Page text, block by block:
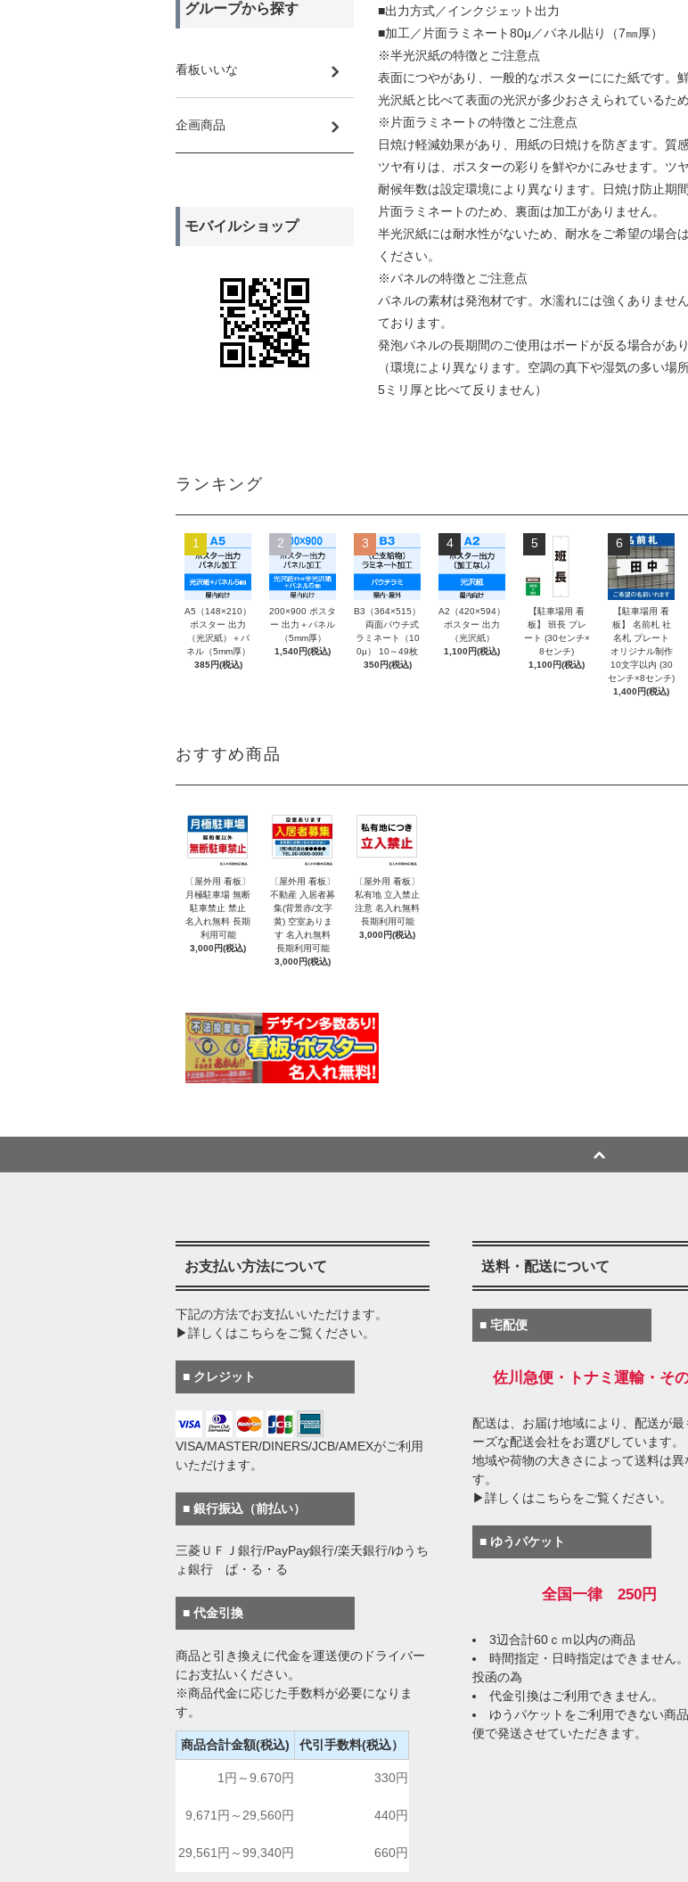
■出力方式／インクジェット出力
■加工／片面ラミネート80μ／パネル貼り（7㎜厚）
※半光沢紙の特徴とご注意点
表面につやがあり、一般的なポスターににた紙です。
光沢紙と比べて表面の光沢が多少おさえられているた
※片面ラミネートの特徴とご注意点
日焼け軽減効果があり、用紙の日焼けを防ぎます。質
ツヤ有りは、ポスターの彩りを鮮やかにみせます。ツ
耐候年数は設定環境により異なります。日焼け防止期
片面ラミネートのため、裏面は加工がありません。
半光沢紙には耐水性がないため、耐水をご希望の場合
ください。
※パネルの特徴とご注意点
パネルの素材は発泡材です。水濡れには強くありませ
ております。
発泡パネルの長期間のご使用はボードが反る場合があり
（環境により異なります。空調の真下や湿気の多い
5ミリ厚と比べて反りません）
グループから探す
看板いいな
企画商品
モバイルショップ
ランキング
1
A5（148×210）
ポスター 出力
（光沢紙）＋パ
ネル（5mm厚）
385円(税込)
2
200×900 ポスタ
ー 出力＋パネル
（5mm厚）
1,540円(税込)
3
B3（364×515）
両面パウチ式
ラミネート（10
0μ） 10～49枚
350円(税込)
4
A2（420×594）
ポスター 出力
（光沢紙）
1,100円(税込)
5
【駐車場用 看
板】 班長 プレ
ート (30センチ×
8センチ)
1,100円(税込)
6
【駐車場用 看
板】 名前札 社
名札 プレート
オリジナル制作
10文字以内 (30
センチ×8センチ)
1,400円(税込)
おすすめ商品
〔屋外用 看板〕
月極駐車場 無断
駐車禁止 禁止
名入れ無料 長期
利用可能
3,000円(税込)
〔屋外用 看板〕
不動産 入居者募
集(背景赤/文字
黄) 空室ありま
す 名入れ無料
長期利用可能
3,000円(税込)
〔屋外用 看板〕
私有地 立入禁止
注意 名入れ無料
長期利用可能
3,000円(税込)
お支払い方法について
下記の方法でお支払いいただけます。
▶詳しくはこちらをご覧ください。
■ クレジット
VISA/MASTER/DINERS/JCB/AMEXがご利用
いただけます。
■ 銀行振込（前払い）
三菱ＵＦＪ銀行/PayPay銀行/楽天銀行/ゆうち
ょ銀行 ぱ・る・る
■ 代金引換
商品と引き換えに代金を運送便のドライバー
にお支払いください。
※商品代金に応じた手数料が必要になりま
す。
商品合計金額(税込) 代引手数料(税込）
1円～9.670円 330円
9,671円～29,560円 440円
29,561円～99,340円 660円
送料・配送について
■ 宅配便
佐川急便・トナミ運輸・そ
配送は、お届け地域により、配送が最
ーズな配送会社をお選びしています。
地域や荷物の大きさによって送料は異
す。
▶詳しくはこちらをご覧ください。
■ ゆうパケット
全国一律 250円
3辺合計60ｃｍ以内の商品
時間指定・日時指定はできません
投函の為
代金引換はご利用できません。
ゆうパケットをご利用できない商
便で発送させていただきます。